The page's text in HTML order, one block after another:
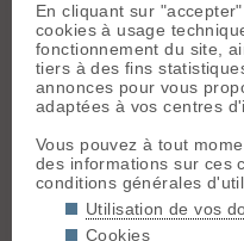
Nouveau sujet Voir tous les
R
Ruth[84 posts] - Le
Au départ du peintre
l'approche de la piste de
munis de ski y sont admis,
sommés de ne pas s'y
verbalisés au prix de la
L'affiche conclut ainsi "les
fait pour les chiens"
En cliquant sur
cookies à usage
fonctionnement du site,
tiers à des fins
annonces pour vous
adaptées à vos centres
Vous pouvez à tout
des informations sur ces
conditions générales
Utilisation de vos
Cookies